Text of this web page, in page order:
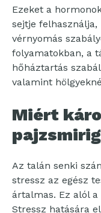
Ezeket a
sejtje
vérnyomás
folyamatokban, a
hőháztartás
valamint
Miért
Az talán senki
stressz az egész
ártalmas. Ez alól
Stressz hatására